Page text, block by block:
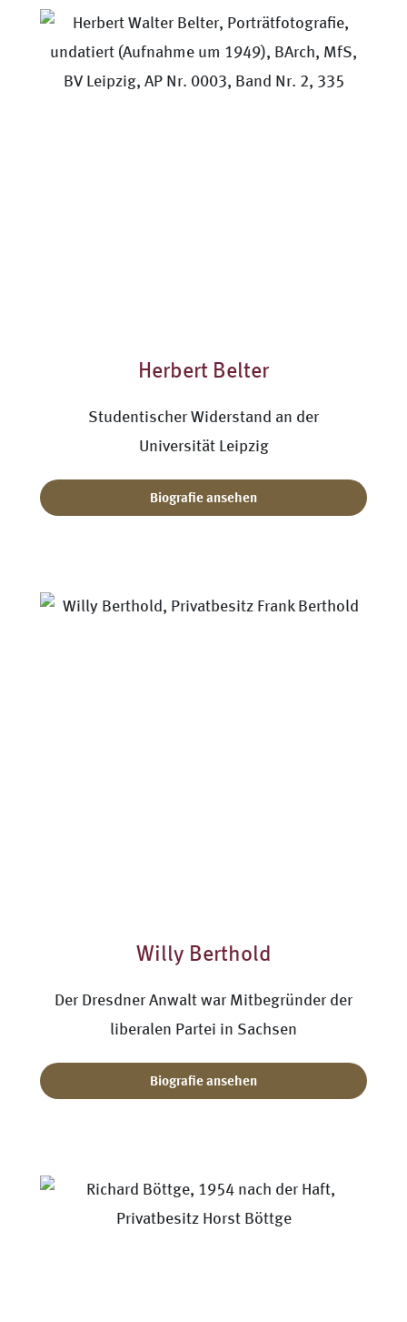
Herbert Belter
Studentischer Widerstand an der
Universität Leipzig
Biografie ansehen
Willy Berthold
Der Dresdner Anwalt war Mitbegründer der
liberalen Partei in Sachsen
Biografie ansehen